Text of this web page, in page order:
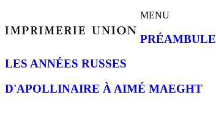
MENU
PRÉAMBULE
LES ANNÉES RUSSES
D'APOLLINAIRE À AIMÉ MAEGHT